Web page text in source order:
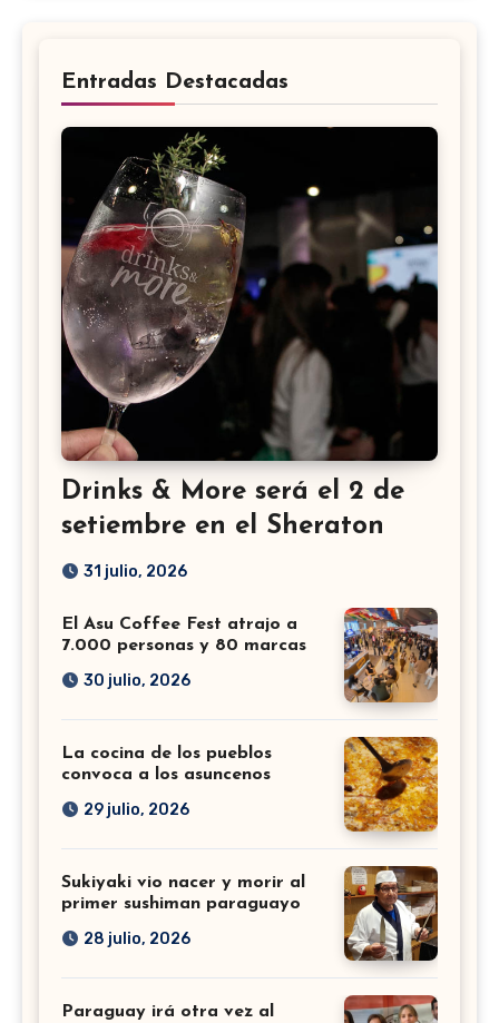
Entradas Destacadas
Drinks & More será el 2 de
setiembre en el Sheraton
31 julio, 2026
El Asu Coffee Fest atrajo a
7.000 personas y 80 marcas
30 julio, 2026
La cocina de los pueblos
convoca a los asuncenos
29 julio, 2026
Sukiyaki vio nacer y morir al
primer sushiman paraguayo
28 julio, 2026
Paraguay irá otra vez al